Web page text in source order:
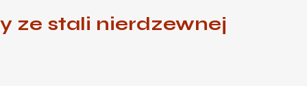
ze stali nierdzewnej